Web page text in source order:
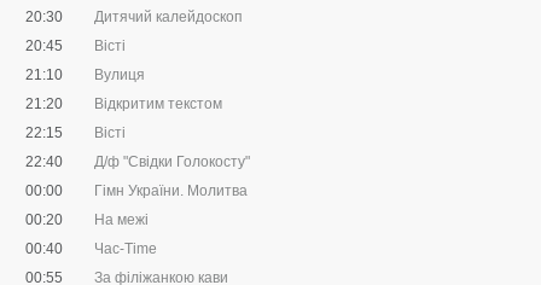
20:30
Дитячий калейдоскоп
20:45
Вісті
21:10
Вулиця
21:20
Відкритим текстом
22:15
Вісті
22:40
Д/ф "Свідки Голокосту"
00:00
Гімн України. Молитва
00:20
На межі
00:40
Час-Time
00:55
За філіжанкою кави